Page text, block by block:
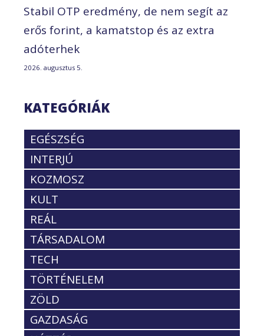
Stabil OTP eredmény, de nem segít az
erős forint, a kamatstop és az extra
adóterhek
2026. augusztus 5.
KATEGÓRIÁK
EGÉSZSÉG
INTERJÚ
KOZMOSZ
KULT
REÁL
TÁRSADALOM
TECH
TÖRTÉNELEM
ZÖLD
GAZDASÁG